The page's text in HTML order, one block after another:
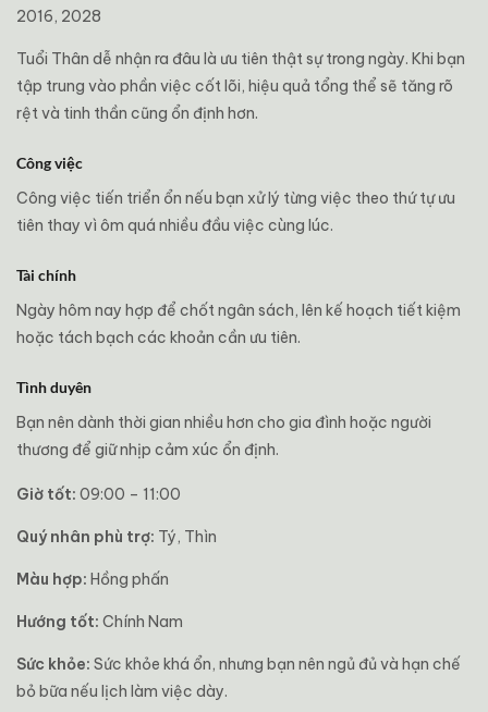
2016, 2028
Tuổi Thân dễ nhận ra đâu là ưu tiên thật sự trong ngày. Khi bạn
tập trung vào phần việc cốt lõi, hiệu quả tổng thể sẽ tăng rõ
rệt và tinh thần cũng ổn định hơn.
Công việc
Công việc tiến triển ổn nếu bạn xử lý từng việc theo thứ tự ưu
tiên thay vì ôm quá nhiều đầu việc cùng lúc.
Tài chính
Ngày hôm nay hợp để chốt ngân sách, lên kế hoạch tiết kiệm
hoặc tách bạch các khoản cần ưu tiên.
Tình duyên
Bạn nên dành thời gian nhiều hơn cho gia đình hoặc người
thương để giữ nhịp cảm xúc ổn định.
Giờ tốt: 09:00 – 11:00
Quý nhân phù trợ: Tý, Thìn
Màu hợp: Hồng phấn
Hướng tốt: Chính Nam
Sức khỏe: Sức khỏe khá ổn, nhưng bạn nên ngủ đủ và hạn chế
bỏ bữa nếu lịch làm việc dày.